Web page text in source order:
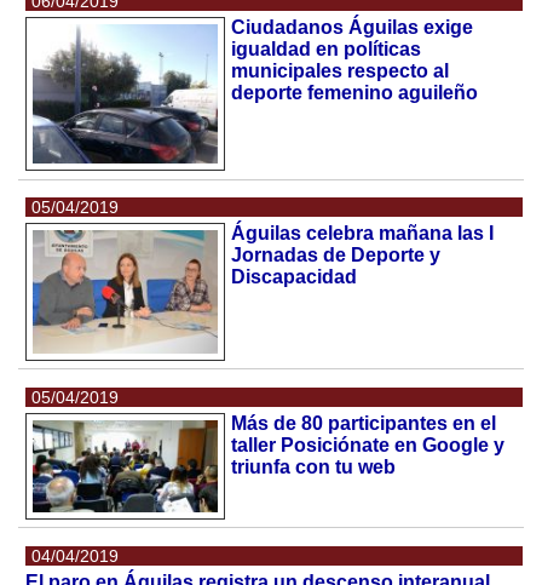
Ciudadanos Águilas exige
igualdad en políticas
municipales respecto al
deporte femenino aguileño
05/04/2019
Águilas celebra mañana las I
Jornadas de Deporte y
Discapacidad
05/04/2019
Más de 80 participantes en el
taller Posiciónate en Google y
triunfa con tu web
04/04/2019